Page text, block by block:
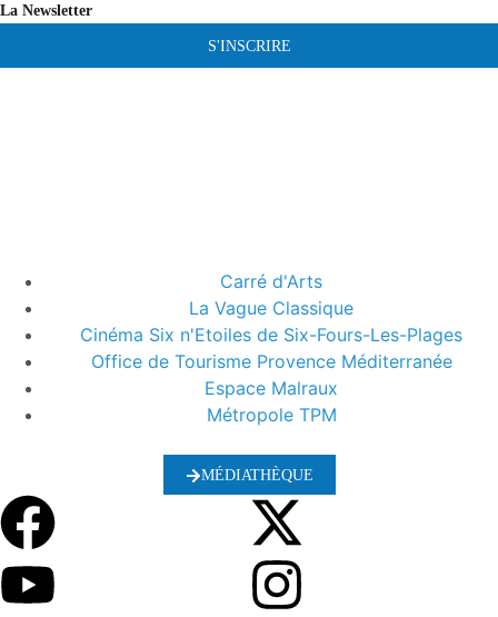
La Newsletter
S'INSCRIRE
Carré d'Arts
La Vague Classique
Cinéma Six n'Etoiles de Six-Fours-Les-Plages
Office de Tourisme Provence Méditerranée
Espace Malraux
Métropole TPM
MÉDIATHÈQUE